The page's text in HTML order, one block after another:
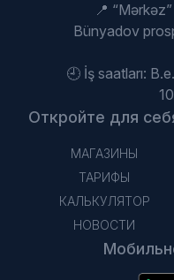
📍
Bünyadov
🕘 İş saatları:
Откройте для
МАГАЗИНЫ
ТАРИФЫ
КАЛЬКУЛЯТОР
НОВОСТИ